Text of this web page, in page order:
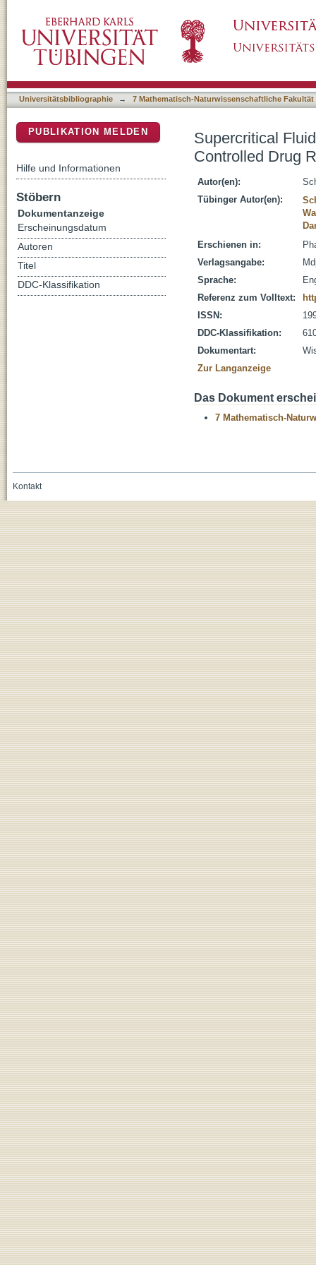
Forms
Universitätsbibliographie → 7 Mathematisch-Naturwissenschaftliche Fakultät
Supercritical
Controlled Drug
Autor(en):
Tübinger Autor(en):
Erschienen in:
Verlagsangabe:
Sprache:
Referenz zum Volltext:
ISSN:
DDC-Klassifikation:
Dokumentart:
Zur Langanzeige
Das Dokument
7 Mathematisch-
PUBLIKATION MELDEN
Hilfe und Informationen
Stöbern
Dokumentanzeige
Erscheinungsdatum
Autoren
Titel
DDC-Klassifikation
Kontakt